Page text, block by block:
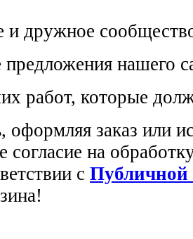
и дружное
нашего
работ, которые
оформляя заказ или
согласие на
с Публичной